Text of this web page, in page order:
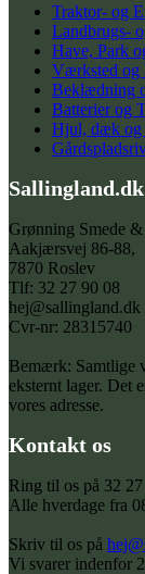
Traktor- og
Landbrugs-
Have, Park
Værksted og
Beklædning
Batterier og
Hjul, dæk og
Sallingland.dk
Grønning Smede
Aakjærsvej 86-88,
7870 Roslev
Tlf: 32 27 90 08
hej@sallingland.dk
Cvr-nr: 28315740
Bemærk: Samtlige
eksternt lager. Det
vores adresse.
Kontakt os
Ring til os på 32
Alle hverdage fra
Skriv til os på
Vi svarer indenfor